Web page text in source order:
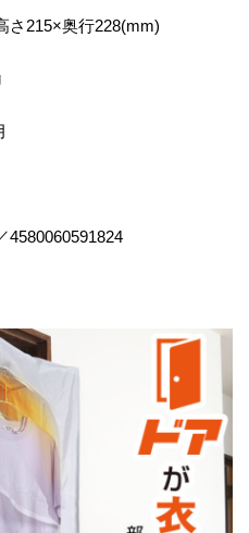
さ215×奥行228(mm)